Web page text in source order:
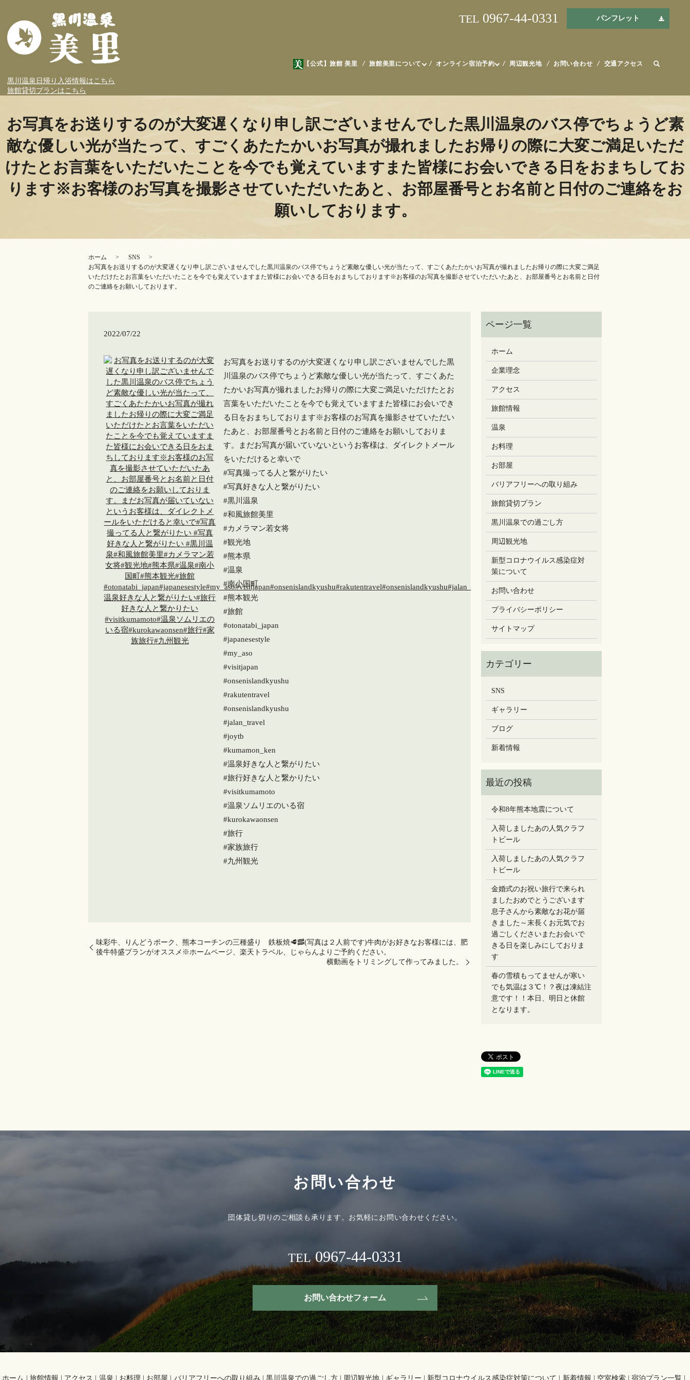
【公式】旅館 美里 旅館美里について オンライン宿泊予約 周辺観光地 お問い合わせ 交通アクセス
TEL 0967-44-0331 パンフレット
黒川温泉日帰り入浴情報はこちら
旅館貸切プランはこちら
お写真をお送りするのが大変遅くなり申し訳ございませんでした黒川温泉のバス停でちょうど素
敵な優しい光が当たって、すごくあたたかいお写真が撮れました️お帰りの際に大変ご満足いただ
けたとお言葉をいただいたことを今でも覚えていますまた皆様にお会いできる日をおまちしてお
ります※お客様のお写真を撮影させていただいたあと、お部屋番号とお名前と日付のご連絡をお
願いしております。
ホーム
SNS
お写真をお送りするのが大変遅くなり申し訳ございませんでした黒川温泉のバス停でちょうど素敵な優しい光が当たって、すごくあたたかいお写真が撮れました️お帰りの際に大変ご満足
いただけたとお言葉をいただいたことを今でも覚えていますまた皆様にお会いできる日をおまちしております※お客様のお写真を撮影させていただいたあと、お部屋番号とお名前と日付
のご連絡をお願いしております。
2022/07/22
お写真をお送りするのが大変遅くなり申し訳ございませんでした黒
川温泉のバス停でちょうど素敵な優しい光が当たって、すごくあた
たかいお写真が撮れました️お帰りの際に大変ご満足いただけたとお
言葉をいただいたことを今でも覚えていますまた皆様にお会いでき
る日をおまちしております※お客様のお写真を撮影させていただい
たあと、お部屋番号とお名前と日付のご連絡をお願いしておりま
す。まだお写真が届いていないというお客様は、ダイレクトメール
をいただけると幸いで
#写真撮ってる人と繋がりたい
#写真好きな人と繋がりたい
#黒川温泉
#和風旅館美里
#カメラマン若女将
#観光地
#熊本県
#温泉
#南小国町
#熊本観光
#旅館
#otonatabi_japan
#japanesestyle
#my_aso
#visitjapan
#onsenislandkyushu
#rakutentravel
#onsenislandkyushu
#jalan_travel
#joytb
#kumamon_ken
#温泉好きな人と繋がりたい
#旅行好きな人と繋かりたい
#visitkumamoto
#温泉ソムリエのいる宿
#kurokawaonsen
#旅行
#家族旅行
#九州観光
味彩牛、りんどうポーク、熊本コーチンの三種盛り 鉄板焼🥩🥓(写真は２人前です)牛肉がお好きなお客様には、肥
後牛特盛プランがオススメ※ホームページ、楽天トラベル、じゃらんよりご予約ください。
横動画をトリミングして作ってみました。
ホーム
企業理念
アクセス
旅館情報
温泉
お料理
お部屋
バリアフリーへの取り組み
旅館貸切プラン
黒川温泉での過ごし方
周辺観光地
新型コロナウイルス感染症対
策について
お問い合わせ
プライバシーポリシー
サイトマップ
SNS
ギャラリー
ブログ
新着情報
令和8年熊本地震について
入荷しましたあの人気クラフ
トビール
入荷しましたあの人気クラフ
トビール
金婚式のお祝い旅行で来られ
ましたおめでとうございます
息子さんから素敵なお花が届
きました～末長くお元気でお
過ごしください️またお会いで
きる日を楽しみにしておりま
す
春の雪積もってませんが寒い
でも気温は３℃！？夜は凍結注
意です！！本日、明日と休館
となります。
お問い合わせ
団体貸し切りのご相談も承ります。 お気軽にお問い合わせください。
TEL 0967-44-0331
お問い合わせフォーム
ホーム 旅館情報 アクセス 温泉 お料理 お部屋 バリアフリーへの取り組み 黒川温泉での過ごし方 周辺観光地 ギャラリー 新型コロナウイルス感染症対策について 新着情報 空室検索 宿泊プラン一覧